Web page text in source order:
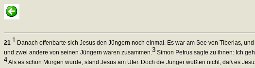
21 1 Danach offenbarte sich Jesus den Jüngern noch einmal. Es war am See von Tiberias,
und zwei andere von seinen Jüngern waren zusammen.3 Simon Petrus sagte zu ihnen: Ich
4Als es schon Morgen wurde, stand Jesus am Ufer. Doch die Jünger wußten nicht, daß es